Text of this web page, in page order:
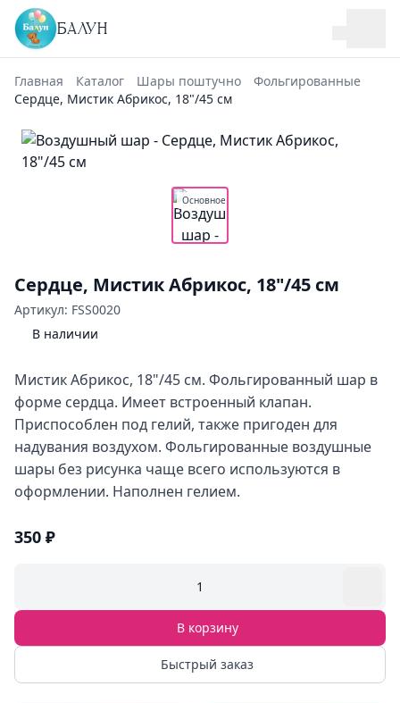
БАЛУН
Главная Каталог Шары поштучно
Фольгированные
Сердце, Мистик Абрикос, 18"/45 см
Основное
Сердце, Мистик Абрикос, 18"/45 см
Артикул: FSS0020
В наличии
Мистик Абрикос, 18"/45 см. Фольгированный шар в
форме сердца. Имеет встроенный клапан.
Приспособлен под гелий, также пригоден для
надувания воздухом. Фольгированные воздушные
шары без рисунка чаще всего используются в
оформлении. Наполнен гелием.
350 ₽
1
В корзину
Быстрый заказ